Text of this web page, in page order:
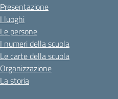
Presentazione
I luoghi
Le persone
I numeri della scuola
Le carte della scuola
Organizzazione
La storia